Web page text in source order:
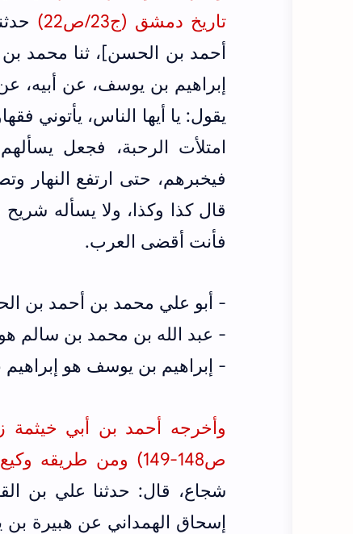
تاريخ دمشق (ج23/ص22)
أحمد بن الحسن]، ثنا محمد بن
إبراهيم بن يوسف، عن أبيه،
يقول: يا أيها الناس، يأتوني
امتلأت الرحبة، فجعل
فيخبرهم، حتى ارتفع النهار
قال كذا وكذا، ولا يسأله
فأنت أقضى العرب.
- أبو علي محمد بن أحمد بن
- عبد الله بن محمد بن سالم
- إبراهيم بن يوسف هو
ص148-149) ومن طريقه
شجاع، قال: حدثنا علي بن
إسحاق الهمداني عن هبيرة بن